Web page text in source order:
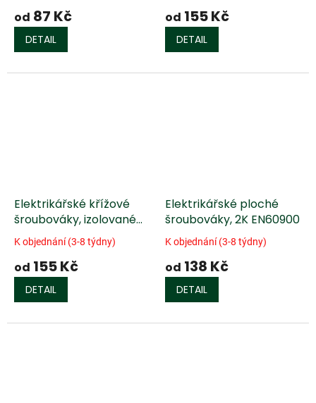
od 87 Kč
DETAIL
od 155 Kč
DETAIL
Elektrikářské křížové
šroubováky, izolované
EN60900
K objednání (3-8 týdny)
od 155 Kč
DETAIL
Elektrikářské ploché
šroubováky, 2K EN60900
K objednání (3-8 týdny)
od 138 Kč
DETAIL